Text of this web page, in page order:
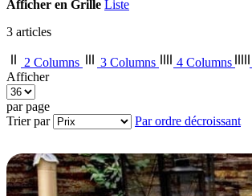
Afficher en Grille Liste
3 articles
2 Columns 3 Columns 4 Columns
Afficher
par page
Trier par
Par ordre décroissant